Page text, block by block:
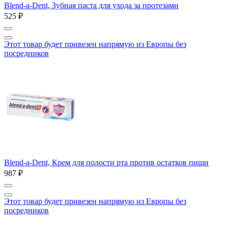
Blend-a-Dent, Зубная паста для ухода за протезами
525 ₽
Этот товар будет привезен напрямую из Европы без
посредников
Blend-a-Dent, Крем для полости рта против остатков пищи
987 ₽
Этот товар будет привезен напрямую из Европы без
посредников